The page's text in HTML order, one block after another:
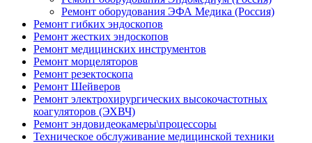
Ремонт оборудования ЭФА Медика (Россия)
Ремонт гибких эндоскопов
Ремонт жестких эндоскопов
Ремонт медицинских инструментов
Ремонт морцеляторов
Ремонт резектоскопа
Ремонт Шейверов
Ремонт электрохирургических высокочастотных
коагуляторов (ЭХВЧ)
Ремонт эндовидеокамеры\процессоры
Техническое обслуживание медицинской техники